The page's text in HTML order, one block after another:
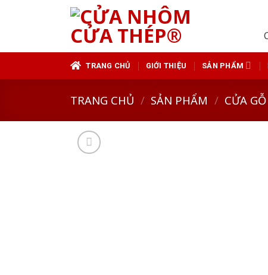
TRANG CHỦ GIỚI THIỆU SẢN PHẨM
TRANG CHỦ / SẢN PHẨM / CỬA GỖ